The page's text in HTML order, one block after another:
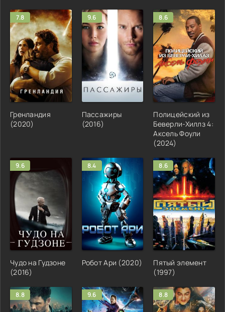
7.8
Гренландия
(2020)
9.6
Пассажиры
(2016)
8.6
Полицейский из
Беверли-Хиллз 4:
Аксель Фоули
(2024)
9.6
Чудо на Гудзоне
(2016)
8.4
Робот Ари (2020)
8.6
Пятый элемент
(1997)
8.8 9.6 8.8